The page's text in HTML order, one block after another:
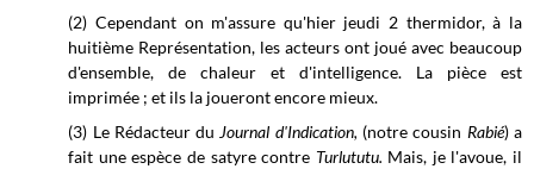
(2) Cependant on m'assure qu'hier jeudi 2 thermidor, à la
huitième Représentation, les acteurs ont joué avec beaucoup
d'ensemble, de chaleur et d'intelligence. La pièce est
imprimée ; et ils la joueront encore mieux.
(3) Le Rédacteur du Journal d'Indication, (notre cousin Rabié) a
fait une espèce de satyre contre Turlututu. Mais, je l'avoue, il